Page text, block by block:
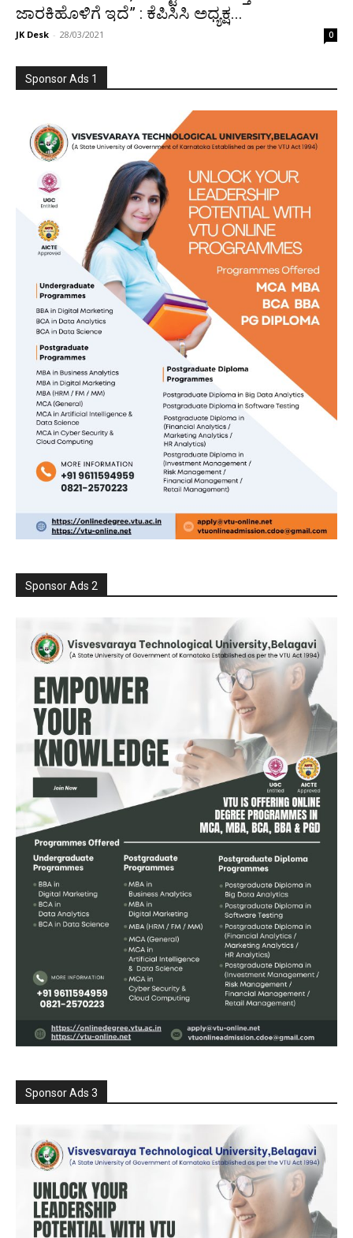
ಜಾರಕಿಹೊಳಿಗೆ ಇದೆ” : ಕೆಪಿಸಿಸಿ ಅಧ್ಯಕ್ಷ...
JK Desk - 28/03/2021 0
Sponsor Ads 1
Sponsor Ads 2
Sponsor Ads 3